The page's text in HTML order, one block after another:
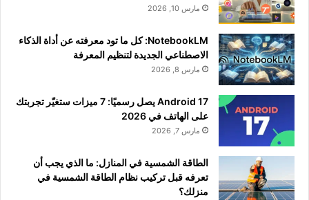
مارس 10, 2026
NotebookLM: كل ما تود معرفته عن أداة الذكاء
الاصطناعي الجديدة لتنظيم المعرفة
مارس 8, 2026
Android 17 يصل رسميًا: 7 ميزات ستغيّر تجربتك
على الهاتف في 2026
مارس 7, 2026
الطاقة الشمسية في المنازل: ما الذي يجب أن
تعرفه قبل تركيب نظام الطاقة الشمسية في
منزلك؟